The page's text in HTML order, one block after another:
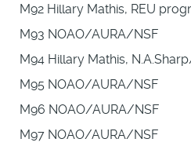
M92 Hillary Mathis, REU
M93 NOAO/AURA/NSF
M94 Hillary Mathis,
M95 NOAO/AURA/NSF
M96 NOAO/AURA/NSF
M97 NOAO/AURA/NSF